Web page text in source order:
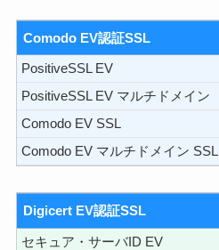
Comodo EV認証SSL
PositiveSSL EV
PositiveSSL EV マルチドメイン
Comodo EV SSL
Comodo EV マルチドメイン SSL
Digicert EV認証SSL
セキュア・サーバID EV